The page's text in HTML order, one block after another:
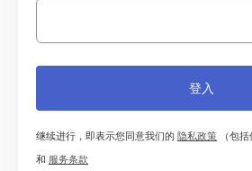
继续进行，即表示您同意我们的 隐私政策 （包
和 服务条款